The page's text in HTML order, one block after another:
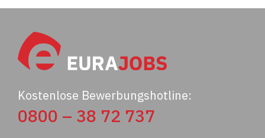
Kostenlose Bewerbungshotline:
0800 – 38 72 737